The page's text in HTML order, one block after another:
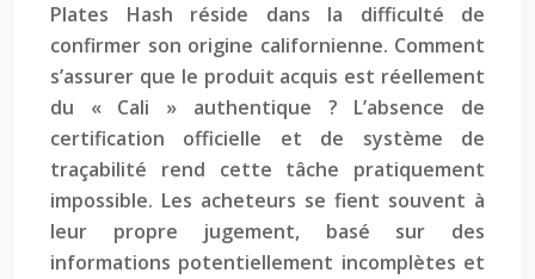
Plates Hash réside dans la difficulté de
confirmer son origine californienne. Comment
s’assurer que le produit acquis est réellement
du « Cali » authentique ? L’absence de
certification officielle et de système de
traçabilité rend cette tâche pratiquement
impossible. Les acheteurs se fient souvent à
leur propre jugement, basé sur des
informations potentiellement incomplètes et